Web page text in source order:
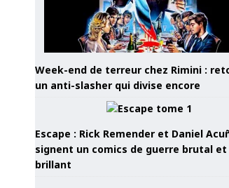
Week-end de terreur chez Rimini :
un anti-slasher qui divise encore
Escape : Rick Remender et Daniel
signent un comics de guerre brutal et
brillant